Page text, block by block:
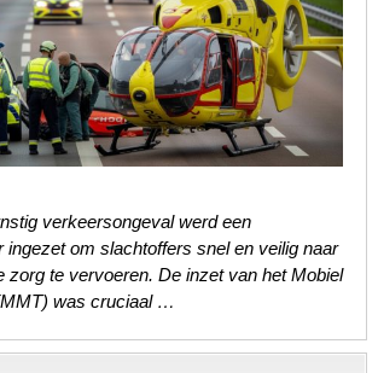
verkeersongeval werd een
ingezet om slachtoffers snel en veilig naar
zorg te vervoeren. De inzet van het Mobiel
was cruciaal …